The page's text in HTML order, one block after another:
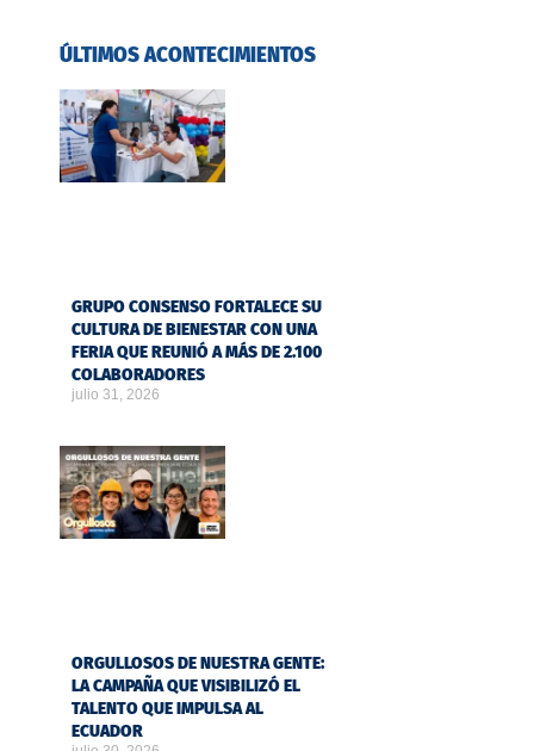
ÚLTIMOS ACONTECIMIENTOS
GRUPO CONSENSO FORTALECE SU
CULTURA DE BIENESTAR CON UNA
FERIA QUE REUNIÓ A MÁS DE 2.100
COLABORADORES
julio 31, 2026
ORGULLOSOS DE NUESTRA GENTE:
LA CAMPAÑA QUE VISIBILIZÓ EL
TALENTO QUE IMPULSA AL
ECUADOR